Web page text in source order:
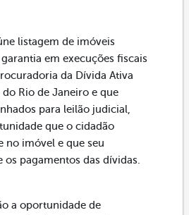
listagem de imóveis
em execuções fiscais
da Dívida Ativa
Rio de Janeiro e que
para leilão judicial,
que o cidadão
no imóvel e que seu
pagamentos das dívidas.
a oportunidade de